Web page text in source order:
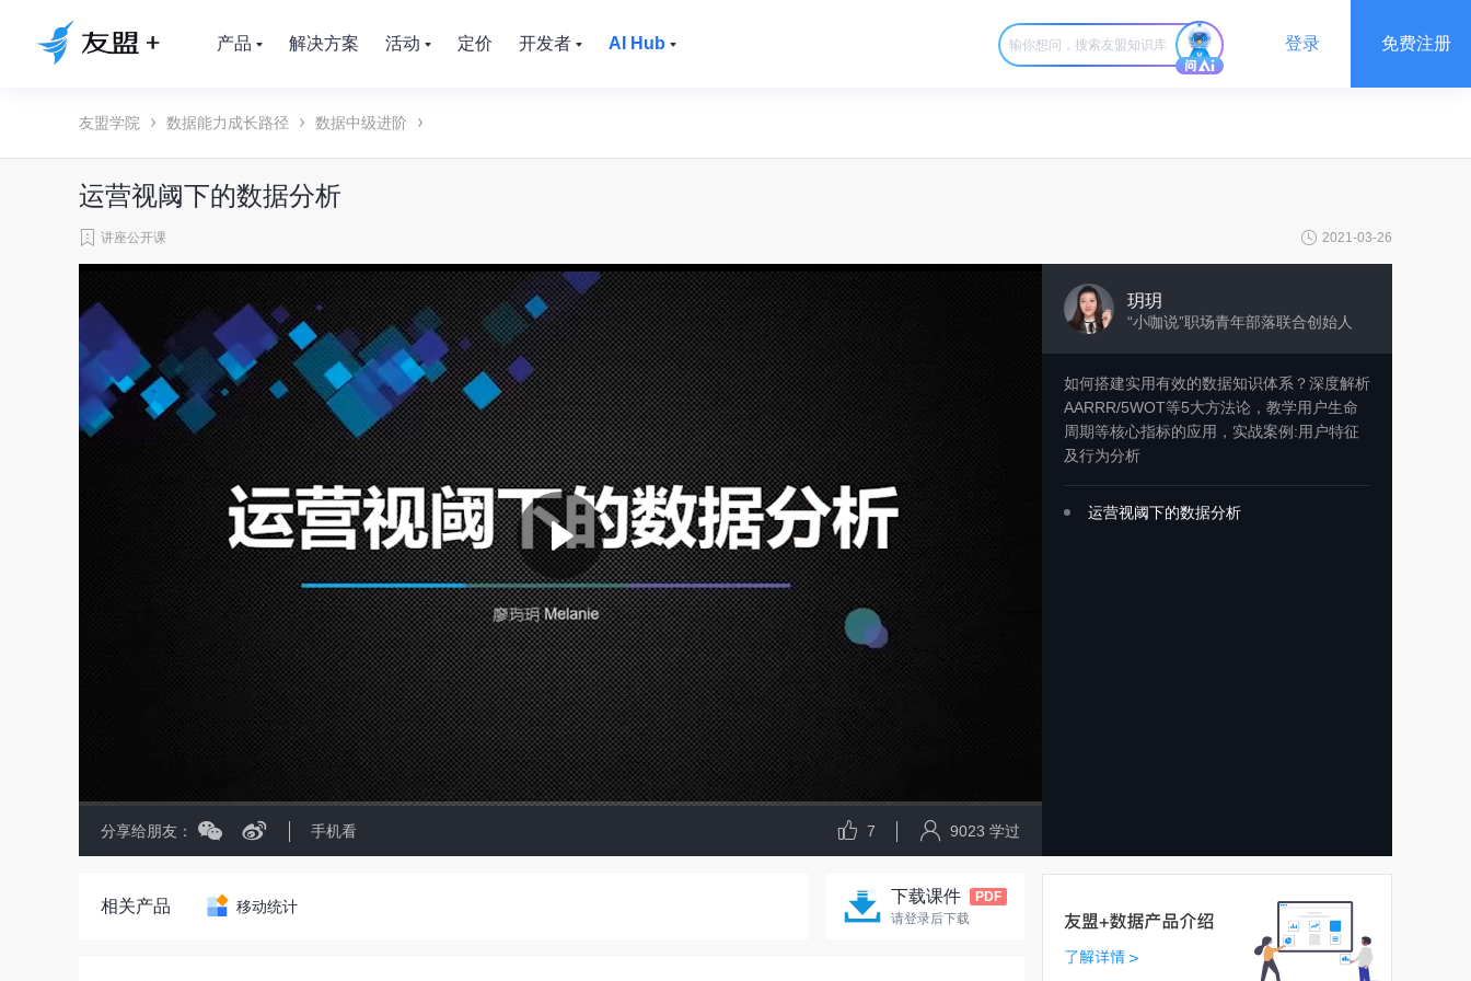
产品 解决方案 活动 定价 开发者 AI Hub 登录 免费注册
友盟学院 数据能力成长路径 数据中级进阶
运营视阈下的数据分析
讲座公开课 2021-03-26
分享给朋友： 手机看 9023 学过
7
玥玥
“小咖说”职场青年部落联合创始人
如何搭建实用有效的数据知识体系？深度解析
AARRR/5WOT等5大方法论，教学用户生命
周期等核心指标的应用，实战案例:用户特征
及行为分析
运营视阈下的数据分析
相关产品 移动统计
下载课件
PDF
请登录后下载